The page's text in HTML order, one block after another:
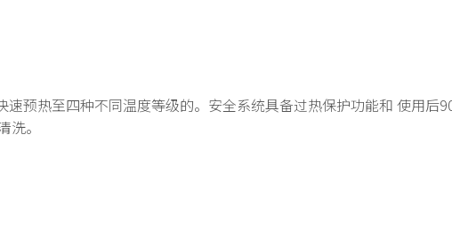
预热至四种不同温度等级的。安全系统具备过热保护功能和 使用后
。